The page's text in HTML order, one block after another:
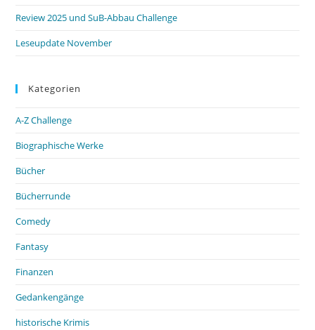
Review 2025 und SuB-Abbau Challenge
Leseupdate November
Kategorien
A-Z Challenge
Biographische Werke
Bücher
Bücherrunde
Comedy
Fantasy
Finanzen
Gedankengänge
historische Krimis